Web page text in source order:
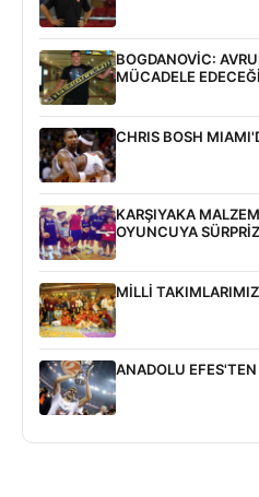
BOGDANOVİC:
MÜCADELE
CHRIS BOSH
KARŞIYAKA
OYUNCUYA SÜRPRİZ
MİLLİ
ANADOLU